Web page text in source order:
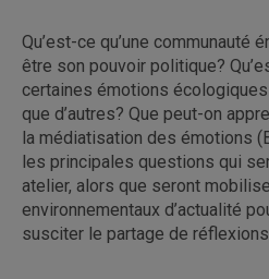
Qu’est-ce qu’une communauté
être son pouvoir politique?
certaines émotions
que d’autres? Que peut-on
la médiatisation des émotions
les principales questions qui
atelier, alors que seront
environnementaux d’actualité
susciter le partage de